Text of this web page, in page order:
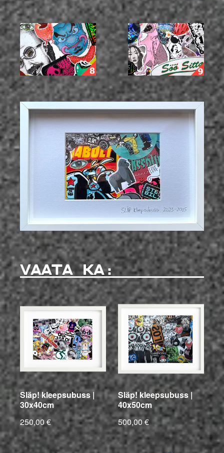
VAATA KA:
Släp! kleepsubuss |
30x40cm
250,00 €
Släp! kleepsubuss |
40x50cm
500,00 €